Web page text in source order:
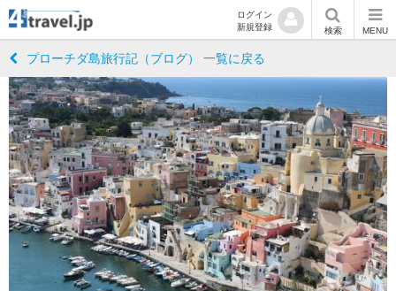
ログイン
新規登録
検索 MENU
プローチダ島旅行記（ブログ） 一覧に戻る